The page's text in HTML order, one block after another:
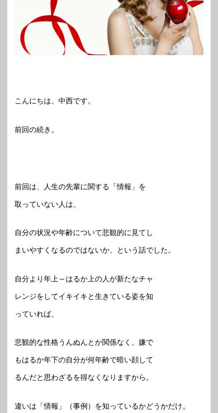
こんにちは、中西です。
前回の続き。
前回は、人生の先輩に関する「情報」を
取っていない人は、
自分の状況や年齢について悲観的に見てし
まいやすくなるのではないか、という話でした。
自分より年上～はるか上の人が新たなチャ
レンジをしてイキイキと生きている姿を知
っていれば、
悲観的な性格うんぬんとか関係なく、嫌で
もはるか年下の自分が何年齢で暗い顔して
るんだと思わざるを得なくなりますから。
違いは「情報」（事例）を知っているかどうかだけ。